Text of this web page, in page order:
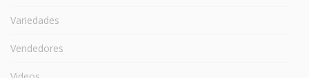
Variedades
Vendedores